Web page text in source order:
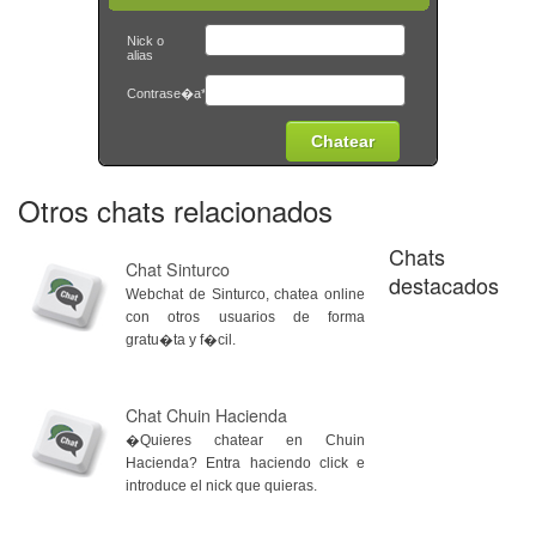
Nick o
alias
Contrase�a*
Otros chats relacionados
Chat Sinturco
Webchat de Sinturco, chatea online
con otros usuarios de forma
gratu�ta y f�cil.
Chat Chuin Hacienda
�Quieres chatear en Chuin
Hacienda? Entra haciendo click e
introduce el nick que quieras.
Chats
destacados